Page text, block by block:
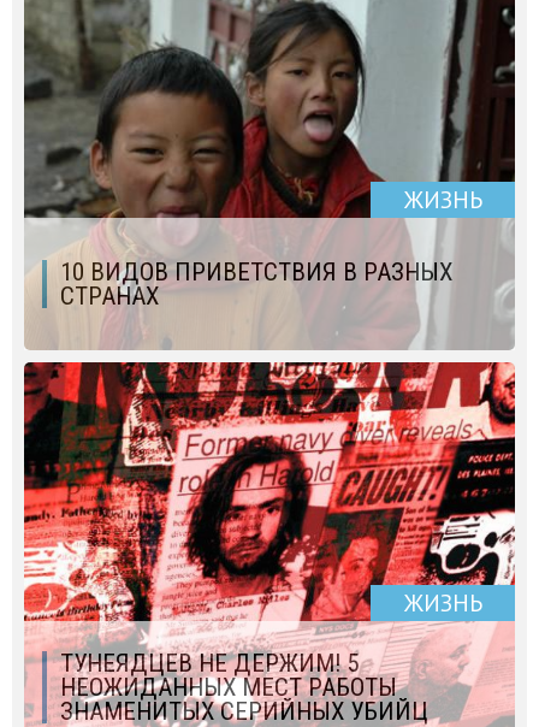
ЖИЗНЬ
10 ВИДОВ ПРИВЕТСТВИЯ В РАЗНЫХ
СТРАНАХ
ЖИЗНЬ
ТУНЕЯДЦЕВ НЕ ДЕРЖИМ! 5
НЕОЖИДАННЫХ МЕСТ РАБОТЫ
ЗНАМЕНИТЫХ СЕРИЙНЫХ УБИЙЦ